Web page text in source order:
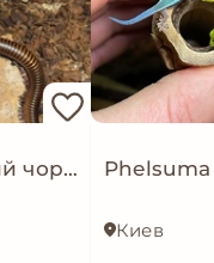
Гігантський чорний ківсяк (Archispirostreptus gigas)
Киев